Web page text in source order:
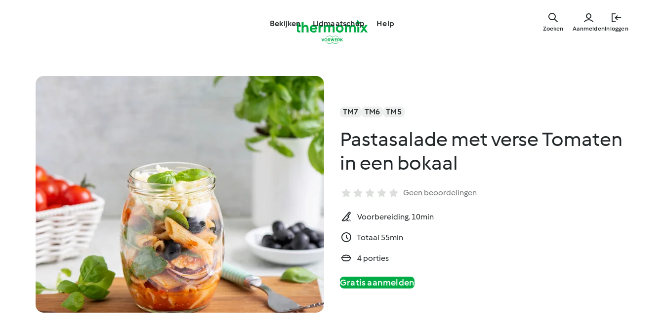
Bekijken Lidmaatschap Help
AanmeldenInloggen
Zoeken
TM7 TM6 TM5
Pastasalade met verse Tomaten
in een bokaal
Geen beoordelingen
Voorbereiding. 10min
Totaal 55min
4 porties
Gratis aanmelden